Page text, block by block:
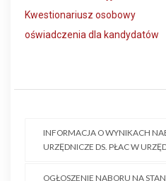
Kwestionariusz osobowy
oświadczenia dla kandydatów
INFORMACJA O WYNIKACH
URZĘDNICZE DS. PŁAC W
OGŁOSZENIE NABORU NA